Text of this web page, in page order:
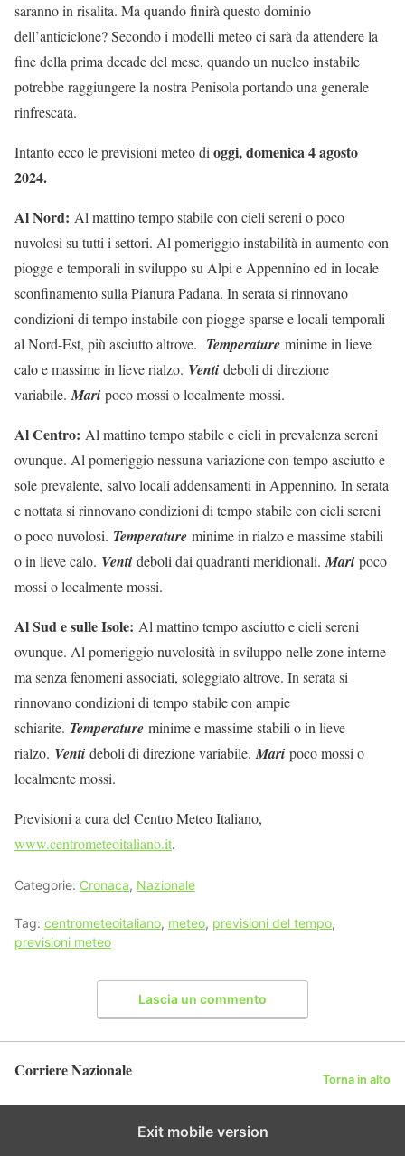
saranno in risalita. Ma quando finirà questo dominio
dell’anticiclone? Secondo i modelli meteo ci sarà da attendere la
fine della prima decade del mese, quando un nucleo instabile
potrebbe raggiungere la nostra Penisola portando una generale
rinfrescata.
Intanto ecco le previsioni meteo dioggi, domenica 4 agosto
2024.
Al Nord: Al mattino tempo stabile con cieli sereni o poco
nuvolosi su tutti i settori. Al pomeriggio instabilità in aumento con
piogge e temporali in sviluppo su Alpi e Appennino ed in locale
sconfinamento sulla Pianura Padana. In serata si rinnovano
condizioni di tempo instabile con piogge sparse e locali temporali
al Nord-Est, più asciutto altrove. Temperature minime in lieve
calo e massime in lieve rialzo. Venti deboli di direzione
variabile.Mari poco mossi o localmente mossi.
Al Centro: Al mattino tempo stabile e cieli in prevalenza sereni
ovunque. Al pomeriggio nessuna variazione con tempo asciutto e
sole prevalente, salvo locali addensamenti in Appennino. In serata
e nottata si rinnovano condizioni di tempo stabile con cieli sereni
o poco nuvolosi. Temperature minime in rialzo e massime stabili
o in lieve calo. Venti deboli dai quadranti meridionali.Mari poco
mossi o localmente mossi.
Al Sud e sulle Isole: Al mattino tempo asciutto e cieli sereni
ovunque. Al pomeriggio nuvolosità in sviluppo nelle zone interne
ma senza fenomeni associati, soleggiato altrove. In serata si
rinnovano condizioni di tempo stabile con ampie
schiarite. Temperature minime e massime stabili o in lieve
rialzo. Venti deboli di direzione variabile.Mari poco mossi o
localmente mossi.
Previsioni a cura del Centro Meteo Italiano,
www.centrometeoitaliano.it.
Categorie: Cronaca, Nazionale
Tag: centrometeoitaliano, meteo, previsioni del tempo,
previsioni meteo
Lascia un commento
Corriere Nazionale Torna in alto
Exit mobile version